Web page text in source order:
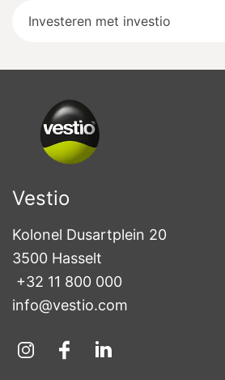
Investeren met investio
Vestio
Kolonel Dusartplein 20
3500 Hasselt
+32 11 800 000
info@vestio.com